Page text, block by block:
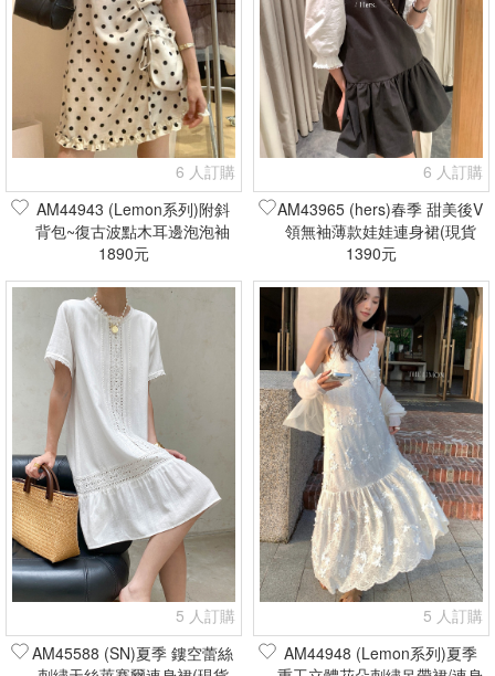
6 人訂購
AM44943 (Lemon系列)附斜
背包~復古波點木耳邊泡泡袖
天絲麻連身裙(現貨+預購)
1890元
6 人訂購
AM43965 (hers)春季 甜美後V
領無袖薄款娃娃連身裙(現貨
+預購)
1390元
5 人訂購
AM45588 (SN)夏季 鏤空蕾絲
5 人訂購
AM44948 (Lemon系列)夏季